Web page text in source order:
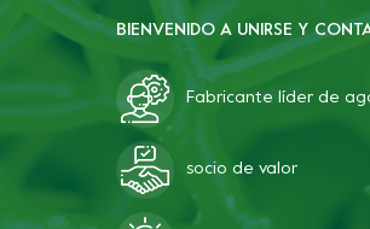
BIENVENIDO A UNIRSE Y
Fabricante líder de
socio de valor